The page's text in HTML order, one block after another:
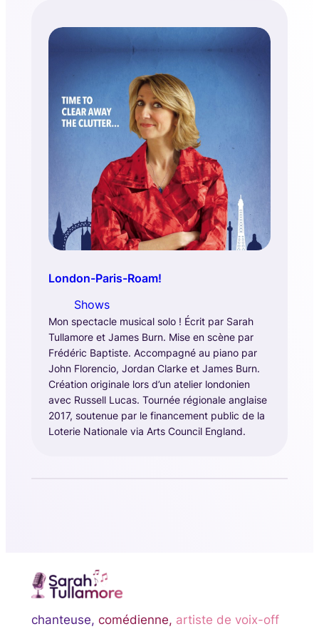
London-Paris-Roam!
Shows
Mon spectacle musical solo ! Écrit par Sarah
Tullamore et James Burn. Mise en scène par
Frédéric Baptiste. Accompagné au piano par
John Florencio, Jordan Clarke et James Burn.
Création originale lors d’un atelier londonien
avec Russell Lucas. Tournée régionale anglaise
2017, soutenue par le financement public de la
Loterie Nationale via Arts Council England.
chanteuse, comédienne, artiste de voix-off